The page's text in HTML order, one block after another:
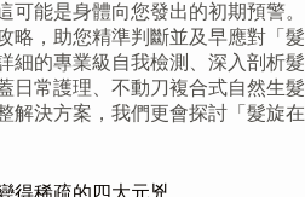
可能是身體向您發出的初期預警。
略，助您精準判斷並及早應對「髮
細的專業級自我檢測、深入剖析髮
日常護理、不動刀複合式自然生髮
解決方案，我們更會探討「髮旋在
得稀疏的四大元兇